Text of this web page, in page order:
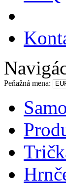
Peňažná mena: